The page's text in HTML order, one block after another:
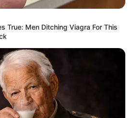
True: Men Ditching Viagra For This